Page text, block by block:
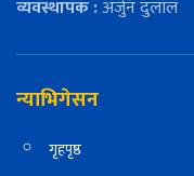
व्यवस्थापक :अर्जुन दुलाल
न्याभिगेसन
गृहपृष्ठ